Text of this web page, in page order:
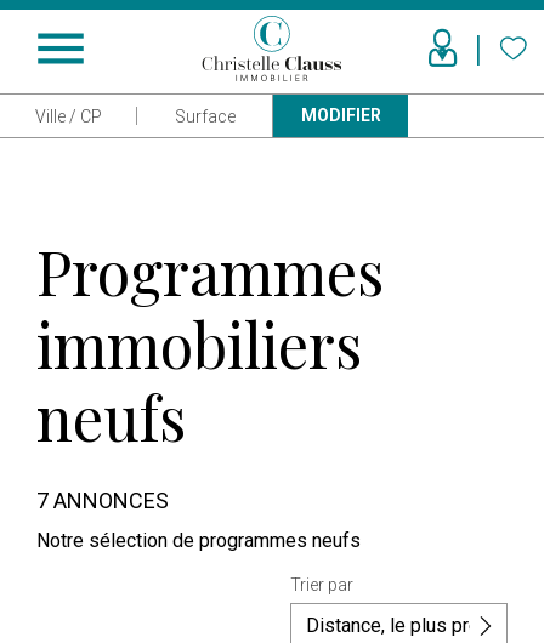
menu
Ville / CP Surface MODIFIER
Programmes
immobiliers
neufs
7 ANNONCES
Notre sélection de programmes neufs
Trier par